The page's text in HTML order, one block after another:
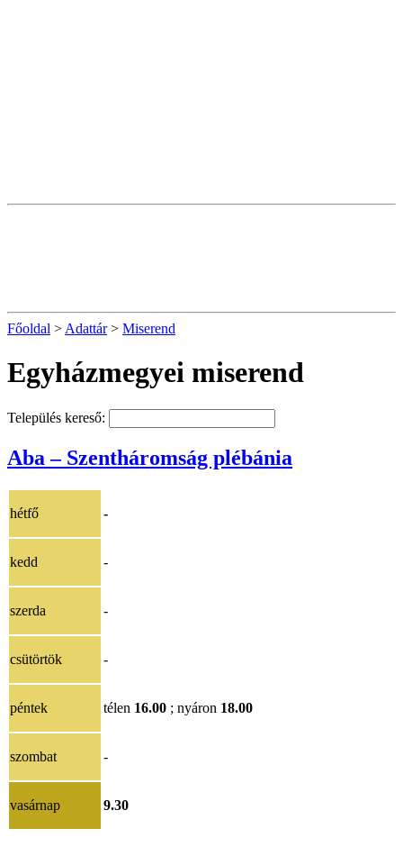
Főoldal > Adattár> Miserend
Egyházmegyei miserend
Település kereső:
Aba – Szentháromság plébánia
hétfő -
kedd -
szerda -
csütörtök -
péntek télen 16.00 ; nyáron 18.00
szombat -
vasárnap 9.30